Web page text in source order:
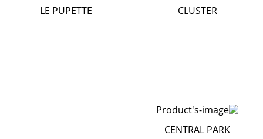
CLUSTER
LE PUPETTE
CENTRAL PARK